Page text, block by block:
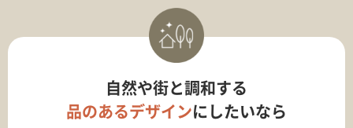
自然や街と調和する
品のあるデザインにしたいなら